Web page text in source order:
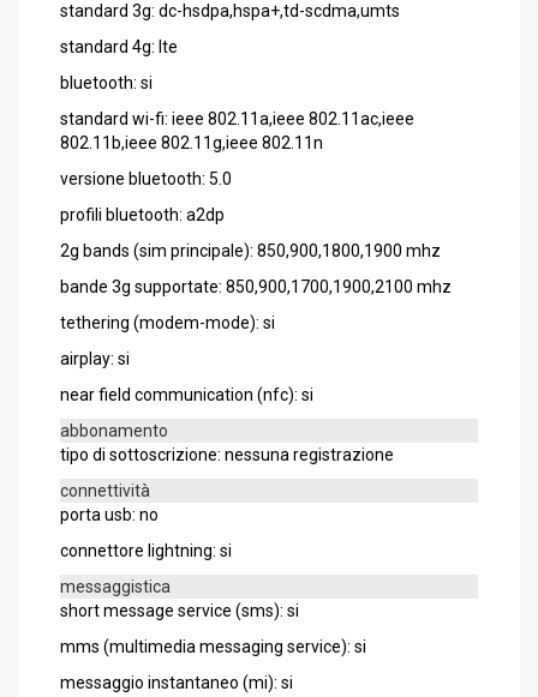
standard 3g: dc-hsdpa,hspa+,td-scdma,umts
standard 4g: lte
bluetooth: si
standard wi-fi: ieee 802.11a,ieee 802.11ac,ieee
802.11b,ieee 802.11g,ieee 802.11n
versione bluetooth: 5.0
profili bluetooth: a2dp
2g bands (sim principale): 850,900,1800,1900 mhz
bande 3g supportate: 850,900,1700,1900,2100 mhz
tethering (modem-mode): si
airplay: si
near field communication (nfc): si
abbonamento
tipo di sottoscrizione: nessuna registrazione
connettività
porta usb: no
connettore lightning: si
messaggistica
short message service (sms): si
mms (multimedia messaging service): si
messaggio instantaneo (mi): si